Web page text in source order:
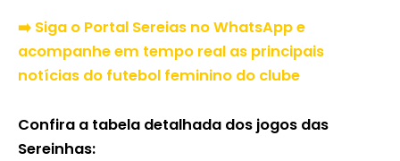
➡️ Siga o Portal Sereias no WhatsApp e
acompanhe em tempo real as principais
notícias do futebol feminino do clube
Confira a tabela detalhada dos jogos das
Sereinhas: